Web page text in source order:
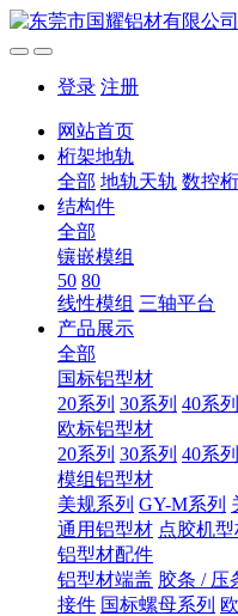
登录 注册
网站首页
桁架地轨
全部 地轨天轨 数控
结构件
全部
镶嵌模组
50 80
线性模组 三轴平台
产品展示
全部
国标铝型材
20系列 30系列 40系列
欧标铝型材
20系列 30系列 40系列
模组铝型材
美规系列 GY-M系列
通用铝型材 点胶机
铝型材配件
铝型材端盖 胶条 / 压
接件 国标螺母系列